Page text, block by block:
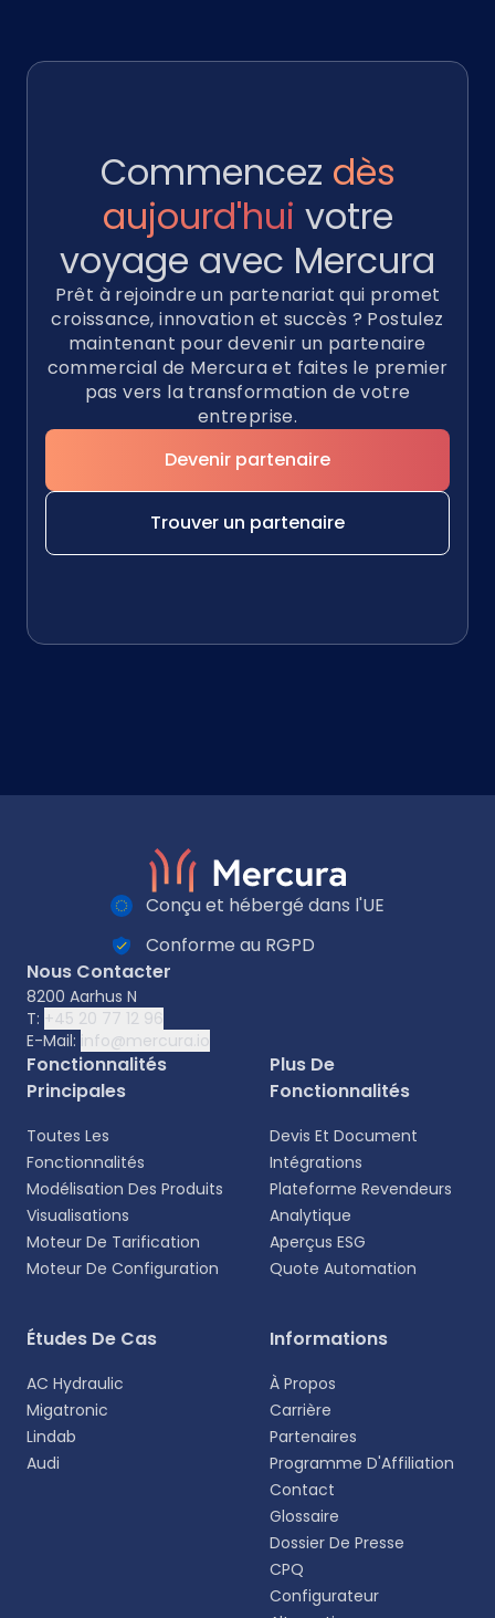
Sélectionnez votre langue
Choisissez votre langue préférée pour une
expérience plus personnalisée.
Commencez dès
aujourd'hui votre
voyage avec Mercura
Prêt à rejoindre un partenariat qui promet
croissance, innovation et succès ? Postulez
maintenant pour devenir un partenaire
commercial de Mercura et faites le premier
pas vers la transformation de votre
entreprise.
Devenir partenaire
Trouver un partenaire
Conçu et hébergé dans l'UE
Conforme au RGPD
Nous Contacter
8200 Aarhus N
T: +45 20 77 12 96
E-Mail: info@mercura.io
Fonctionnalités
Principales
Toutes Les
Fonctionnalités
Modélisation Des Produits
Visualisations
Moteur De Tarification
Moteur De Configuration
Plus De
Fonctionnalités
Devis Et Document
Intégrations
Plateforme Revendeurs
Analytique
Aperçus ESG
Quote Automation
Études De Cas
AC Hydraulic
Migatronic
Lindab
Audi
Informations
À Propos
Carrière
Partenaires
Programme D'Affiliation
Contact
Glossaire
Dossier De Presse
CPQ
Configurateur